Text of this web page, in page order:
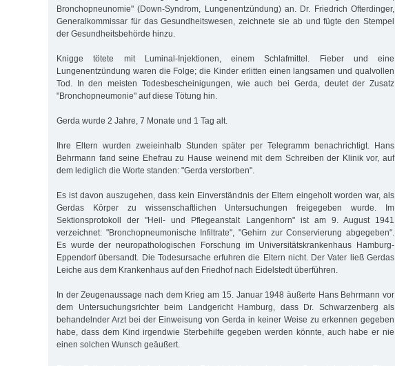
Bronchopneunomie" (Down-Syndrom, Lungenentzündung) an. Dr. Friedrich Ofterdinger,
Generalkommissar für das Gesundheitswesen, zeichnete sie ab und fügte den Stempel
der Gesundheitsbehörde hinzu.
Knigge tötete mit Luminal-Injektionen, einem Schlafmittel. Fieber und eine
Lungenentzündung waren die Folge; die Kinder erlitten einen langsamen und qualvollen
Tod. In den meisten Todesbescheinigungen, wie auch bei Gerda, deutet der Zusatz
"Bronchopneumonie" auf diese Tötung hin.
Gerda wurde 2 Jahre, 7 Monate und 1 Tag alt.
Ihre Eltern wurden zweieinhalb Stunden später per Telegramm benachrichtigt. Hans
Behrmann fand seine Ehefrau zu Hause weinend mit dem Schreiben der Klinik vor, auf
dem lediglich die Worte standen: "Gerda verstorben".
Es ist davon auszugehen, dass kein Einverständnis der Eltern eingeholt worden war, als
Gerdas Körper zu wissenschaftlichen Untersuchungen freigegeben wurde. Im
Sektionsprotokoll der "Heil- und Pflegeanstalt Langenhorn" ist am 9. August 1941
verzeichnet: "Bronchopneumonische Infiltrate", "Gehirn zur Conservierung abgegeben".
Es wurde der neuropathologischen Forschung im Universitätskrankenhaus Hamburg-
Eppendorf übersandt. Die Todesursache erfuhren die Eltern nicht. Der Vater ließ Gerdas
Leiche aus dem Krankenhaus auf den Friedhof nach Eidelstedt überführen.
In der Zeugenaussage nach dem Krieg am 15. Januar 1948 äußerte Hans Behrmann vor
dem Untersuchungsrichter beim Landgericht Hamburg, dass Dr. Schwarzenberg als
behandelnder Arzt bei der Einweisung von Gerda in keiner Weise zu erkennen gegeben
habe, dass dem Kind irgendwie Sterbehilfe gegeben werden könnte, auch habe er nie
einen solchen Wunsch geäußert.